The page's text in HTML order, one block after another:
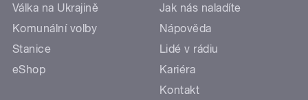
Válka na Ukrajině
Komunální volby
Stanice
eShop
Jak nás naladíte
Nápověda
Lidé v rádiu
Kariéra
Kontakt